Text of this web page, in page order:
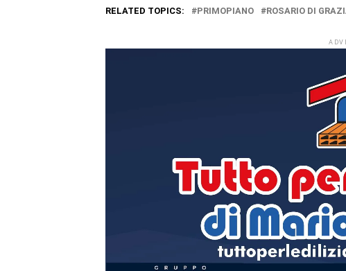
RELATED TOPICS: PRIMOPIANO ROSARIO DI